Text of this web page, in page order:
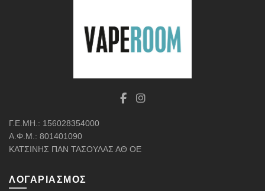
Γ.Ε.ΜΗ.: 156028354000
Α.Φ.Μ.: 801401090
ΚΑΤΣΙΝΗΣ ΠΑΝ ΤΑΣΟΥΛΑΣ ΑΘ ΟΕ
ΛΟΓΑΡΙΑΣΜΌΣ